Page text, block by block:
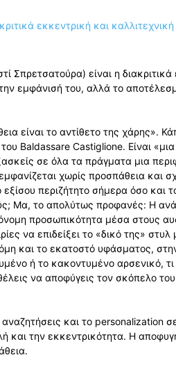
Σπρετσατούρα) είναι η
εμφάνισή του, αλλά το
είναι το αντίθετο της χάρης».
Baldassare Castiglione. Είναι
σε όλα τα πράγματα μια
εμφανίζεται χωρίς προσπάθεια και
εξίσου περιζήτητο σήμερα όσο
Μα, το απολύτως προφανές: Η
προσωπικότητα μέσα στους
να επιδείξει το «δικό της»
και το εκατοστό υφάσματος,
ή το κακοντυμένο αρσενικό,
να αποφύγεις τον σκόπελο
αναζητήσεις και το personalization
και την εκκεντρικότητα. Η